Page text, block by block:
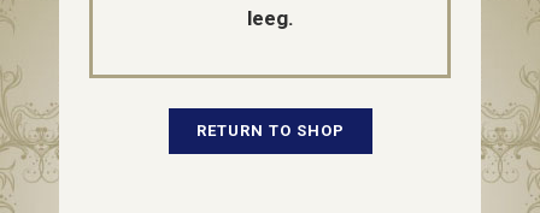
leeg.
RETURN TO SHOP